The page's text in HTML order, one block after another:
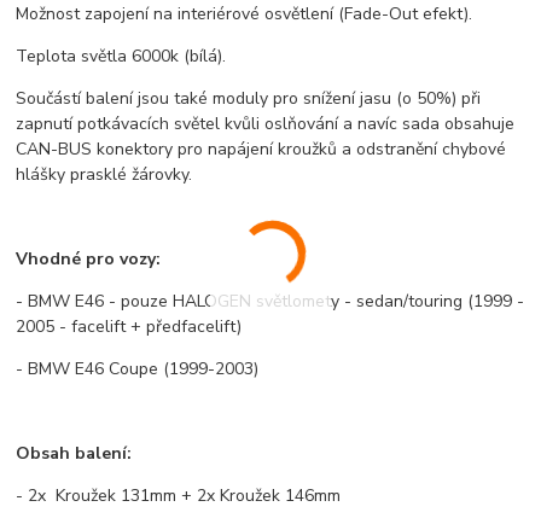
Možnost zapojení na interiérové osvětlení (Fade-Out efekt).
Teplota světla 6000k (bílá).
Součástí balení jsou také moduly pro snížení jasu (o 50%) při
zapnutí potkávacích světel kvůli oslňování a navíc sada obsahuje
CAN-BUS konektory pro napájení kroužků a odstranění chybové
hlášky prasklé žárovky.
Vhodné pro vozy:
- BMW E46 - pouze HALOGEN světlomety - sedan/touring (1999 -
2005 - facelift + předfacelift)
- BMW E46 Coupe (1999-2003)
Obsah balení:
- 2x Kroužek 131mm + 2x Kroužek 146mm